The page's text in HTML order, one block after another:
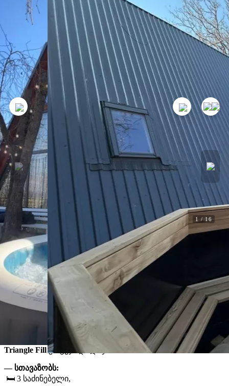
რჩეული
პროექტის შესახებ
კონტაქტები თანამშრომლობა
400
GEL
1ღამე
დაჯავშვნა
1 / 16
Ქირავდება A Frame Dilijan – Triagle Fill
A Frame Dilijan – Triagle Fill.
დილიჯანი, ტავუში
F5540 ალკოვეWi-Fi ქალაქის ხედი
ღუმელი
სამზარეულო
გათბობა ბინა ტელევიზორისატელევიზიო
კეთილი იყოს თქვენი მობრძანება
A Frame Dilijan –
Triangle Fillკოტეჯი დილიჯანში🏡
— სთავაზობს:
🛏️ 3 საძინებელი,